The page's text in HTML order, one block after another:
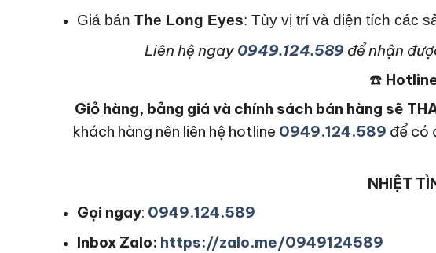
Giá bán The Long Eyes: Tùy vị trí và diện tích các
Liên hệ ngay 0949.124.589để nhận
☎️
Giỏ hàng, bảng giá và chính sách bán hàng sẽ
khách hàng nên liên hệ hotline 0949.124.589 để có
NHIỆT
Gọi ngay: 0949.124.589
Inbox Zalo: https://zalo.me/0949124589